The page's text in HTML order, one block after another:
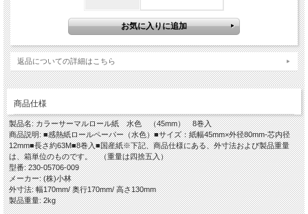
返品についての詳細はこちら
商品仕様
製品名: カラーサーマルロール紙 水色 （45mm） 8巻入
商品説明: ■感熱紙ロールペーパー（水色）■サイズ：紙幅45mm×外径80mm-芯内径
12mm■長さ約63M■8巻入■国産紙※下記、商品仕様にある、外寸法および製品重量
は、箱単位のものです。 （重量は四捨五入）
型番: 230-05706-009
メーカー: (株)小林
外寸法: 幅170mm/ 奥行170mm/ 高さ130mm
製品重量: 2kg